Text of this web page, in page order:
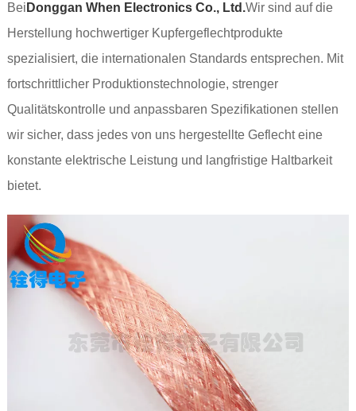
Bei Donggan When Electronics Co., Ltd.Wir sind auf die
Herstellung hochwertiger Kupfergeflechtprodukte
spezialisiert, die internationalen Standards entsprechen. Mit
fortschrittlicher Produktionstechnologie, strenger
Qualitätskontrolle und anpassbaren Spezifikationen stellen
wir sicher, dass jedes von uns hergestellte Geflecht eine
konstante elektrische Leistung und langfristige Haltbarkeit
bietet.